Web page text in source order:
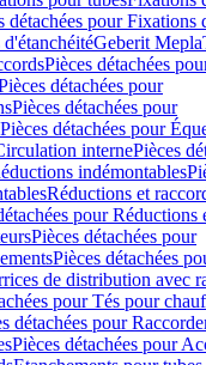
détachées pour Fixations
d'étanchéitéGeberit Mepla
Pièces détachées
détachées pour
Pièces détachées pour
Pièces détachées pour
internePièces
indémontables
Réductions et
pour Réductions
Pièces détachées pour
Pièces détachées
de distribution avec
pour Tés pour
détachées pour
Pièces détachées pour